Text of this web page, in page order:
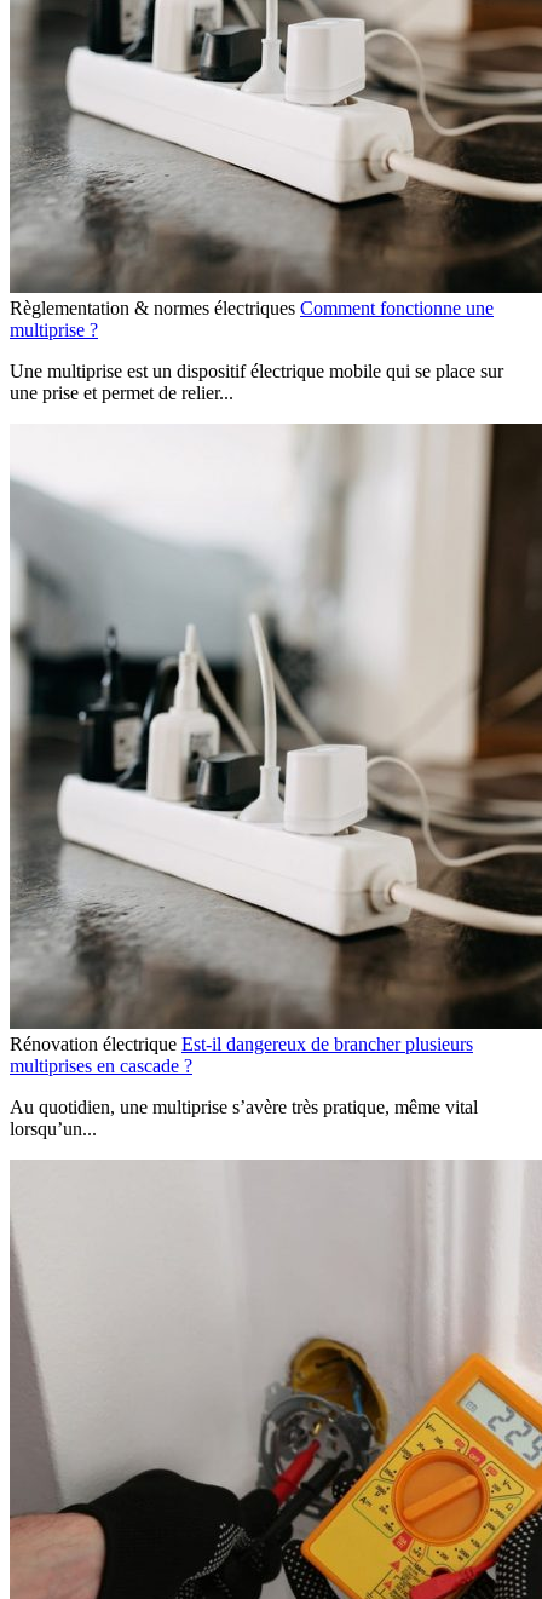
Règlementation & normes électriques Comment fonctionne une
multiprise ?
Une multiprise est un dispositif électrique mobile qui se place sur
une prise et permet de relier...
Rénovation électrique Est-il dangereux de brancher plusieurs
multiprises en cascade ?
Au quotidien, une multiprise s’avère très pratique, même vital
lorsqu’un...